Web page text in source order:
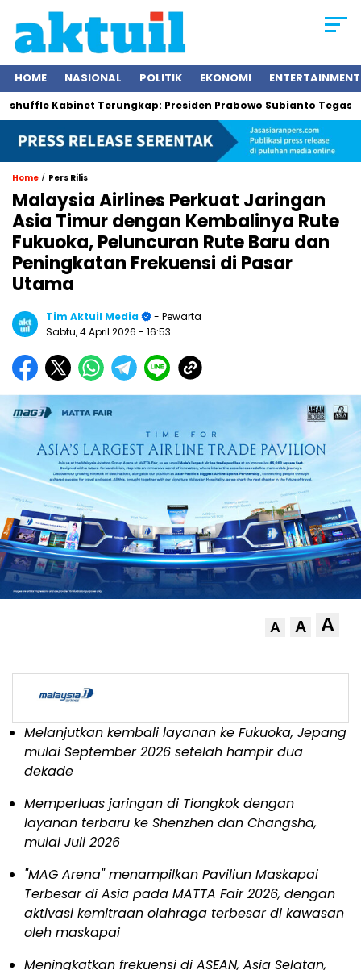
HOME NASIONAL POLITIK EKONOMI ENTERTAINMENT
Terungkap: Presiden Prabowo Subianto Tegaskan
Home / Pers Rilis
Malaysia Airlines Perkuat Jaringan
Asia Timur dengan Kembalinya Rute
Fukuoka, Peluncuran Rute Baru dan
Peningkatan Frekuensi di Pasar
Utama
Tim Aktuil Media
- Pewarta
Sabtu, 4 April 2026 - 16:53
A A A
Melanjutkan kembali layanan ke Fukuoka, Jepang
mulai September 2026 setelah hampir dua
dekade
Memperluas jaringan di Tiongkok dengan
layanan terbaru ke Shenzhen dan Changsha,
mulai Juli 2026
"MAG Arena" menampilkan Paviliun Maskapai
Terbesar di Asia pada MATTA Fair 2026, dengan
aktivasi kemitraan olahraga terbesar di kawasan
oleh maskapai
Meningkatkan frekuensi di ASEAN, Asia Selatan,